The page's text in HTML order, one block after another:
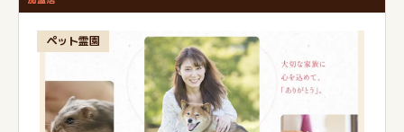
ペット霊園